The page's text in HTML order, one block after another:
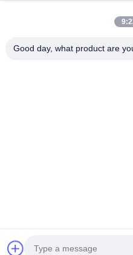
কপিরাইট © 2026 Tongxiang
Good day, what product are